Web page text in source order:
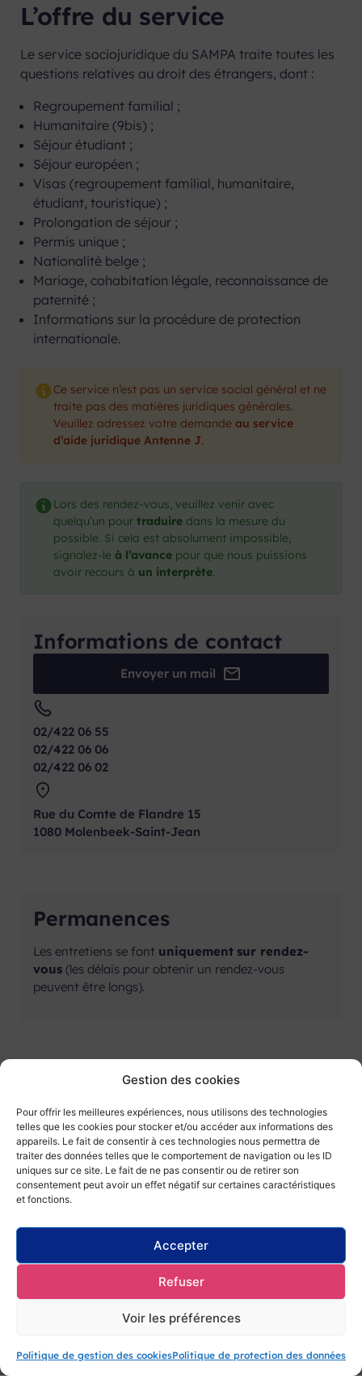
Gestion des cookies
Pour offrir les meilleures expériences, nous utilisons des technologies
telles que les cookies pour stocker et/ou accéder aux informations des
appareils. Le fait de consentir à ces technologies nous permettra de
traiter des données telles que le comportement de navigation ou les ID
uniques sur ce site. Le fait de ne pas consentir ou de retirer son
consentement peut avoir un effet négatif sur certaines caractéristiques
et fonctions.
Accepter
Refuser
Voir les préférences
Politique de gestion des cookiesPolitique de protection des données
L’offre du service
Le service sociojuridique du SAMPA traite toutes les
questions relatives au droit des étrangers, dont :
Regroupement familial ;
Humanitaire (9bis) ;
Séjour étudiant ;
Séjour européen ;
Visas (regroupement familial, humanitaire,
étudiant, touristique) ;
Prolongation de séjour ;
Permis unique ;
Nationalité belge ;
Mariage, cohabitation légale, reconnaissance de
paternité ;
Informations sur la procédure de protection
internationale.
Ce service n’est pas un service social général et ne
traite pas des matières juridiques générales.
Veuillez adressez votre demande au service
d’aide juridique Antenne J.
Lors des rendez-vous, veuillez venir avec
quelqu’un pour traduire dans la mesure du
possible. Si cela est absolument impossible,
signalez-le à l’avance pour que nous puissions
avoir recours à un interprète.
Informations de contact
Envoyer un mail
02/422 06 55
02/422 06 06
02/422 06 02
Rue du Comte de Flandre 15
1080 Molenbeek-Saint-Jean
Permanences
Les entretiens se font uniquement sur rendez-
vous (les délais pour obtenir un rendez-vous
peuvent être longs).
Qui sommes-nous ? Nous contacter
Ils nous soutiennent Nous rejoindre
Mentions légales
Politique de gestion des
cookies
Politique de protection des données